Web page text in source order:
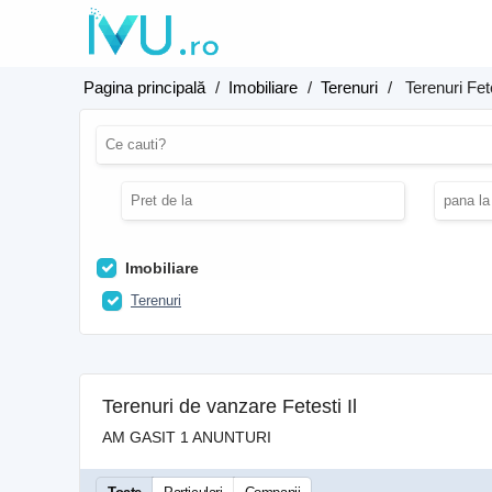
Pagina principală / Imobiliare / Terenuri / Terenuri
Imobiliare
Terenuri
Terenuri de vanzare Fetesti Il
AM GASIT 1 ANUNTURI